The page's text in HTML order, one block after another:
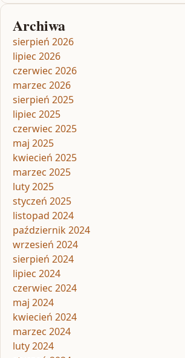
Archiwa
sierpień 2026
lipiec 2026
czerwiec 2026
marzec 2026
sierpień 2025
lipiec 2025
czerwiec 2025
maj 2025
kwiecień 2025
marzec 2025
luty 2025
styczeń 2025
listopad 2024
październik 2024
wrzesień 2024
sierpień 2024
lipiec 2024
czerwiec 2024
maj 2024
kwiecień 2024
marzec 2024
luty 2024